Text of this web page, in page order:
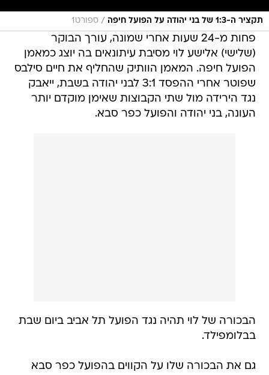
תקציר ה-1:3 של בני יהודה על הפועל חיפה / ספורט1
פחות מ-24 שעות אחרי שמונה, עורך הבוקר
(שלישי) אלישע לוי מסיבת עיתונאים בה יוצג כמאמן
הפועל חיפה. המאמן הוותיק שהחליף את חיים סילבס
שפוטר אחרי ההפסד 3:1 לבני יהודה בשבת, ייאבק
נגד הירידה מול שתי הקבוצות שאימן מוקדם יותר
העונה, בני יהודה והפועל כפר סבא.
הבכורה של לוי תהיה נגד הפועל תל אביב ביום שבת
בבלומפילד.
גם את הבכורה שלו על הקווים בהפועל כפר סבא